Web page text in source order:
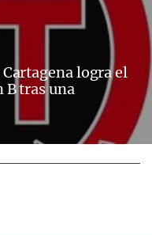
logra el
B tras una